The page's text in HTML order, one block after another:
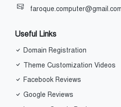
Useful Links
Domain Registration
Theme Customization Videos
Facebook Reviews
Google Reviews